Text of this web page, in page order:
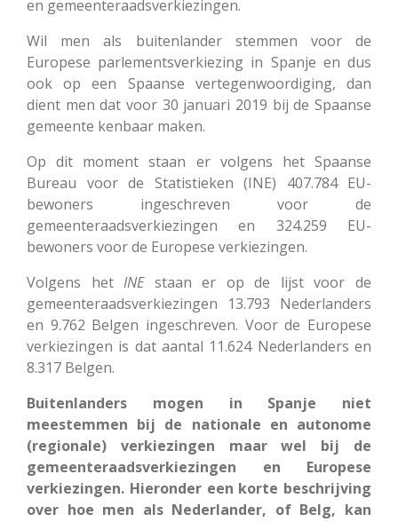
en gemeenteraadsverkiezingen.
Wil men als buitenlander stemmen voor de
Europese parlementsverkiezing in Spanje en dus
ook op een Spaanse vertegenwoordiging, dan
dient men dat voor 30 januari 2019 bij de Spaanse
gemeente kenbaar maken.
Op dit moment staan er volgens het Spaanse
Bureau voor de Statistieken (INE) 407.784 EU-
bewoners ingeschreven voor de
gemeenteraadsverkiezingen en 324.259 EU-
bewoners voor de Europese verkiezingen.
Volgens hetINEstaan er op de lijst voor de
gemeenteraadsverkiezingen 13.793 Nederlanders
en 9.762 Belgen ingeschreven. Voor de Europese
verkiezingen is dat aantal 11.624 Nederlanders en
8.317 Belgen.
Buitenlanders mogen in Spanje niet
meestemmen bij de nationale en autonome
(regionale) verkiezingen maar wel bij de
gemeenteraadsverkiezingen en Europese
verkiezingen. Hieronder een korte beschrijving
over hoe men als Nederlander, of Belg, kan